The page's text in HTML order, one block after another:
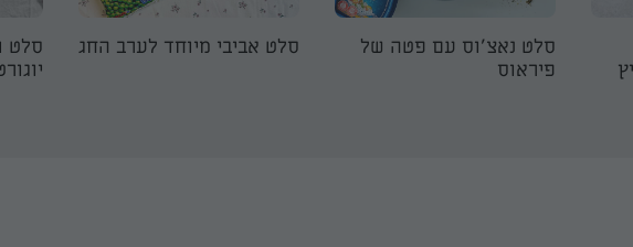
סלט נאצ'וס עם פטה של
פיראוס
סלט אביבי מיוחד לערב החג
סלט